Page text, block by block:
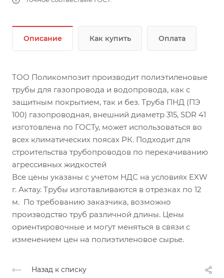
Описание Как купить Оплата
ТОО Поликомпозит производит полиэтиленовые
трубы для газопровода и водопровода, как с
защитным покрытием, так и без. Труба ПНД (ПЭ
100) газопроводная, внешний диаметр 315, SDR 41
изготовлена по ГОСТу, может использоваться во
всех климатических поясах РК. Подходит для
строительства трубопроводов по перекачиванию
агрессивных жидкостей
Все цены указаны с учетом НДС на условиях EXW
г. Актау. Трубы изготавливаются в отрезках по 12
м. По требованию заказчика, возможно
производство труб различной длины. Цены
ориентировочные и могут меняться в связи с
изменением цен на полиэтиленовое сырье.
Назад к списку